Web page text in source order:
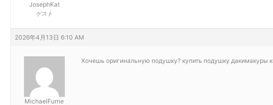
JosephKat
ゲスト
2026年4月13日 6:10 AM
MichaelFurne
Хочешь оригинальную подушку? купить подушку дакимакуры